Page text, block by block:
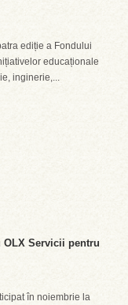
ediție a Fondului
educaționale
inginerie,...
OLX Servicii pentru
în noiembrie la